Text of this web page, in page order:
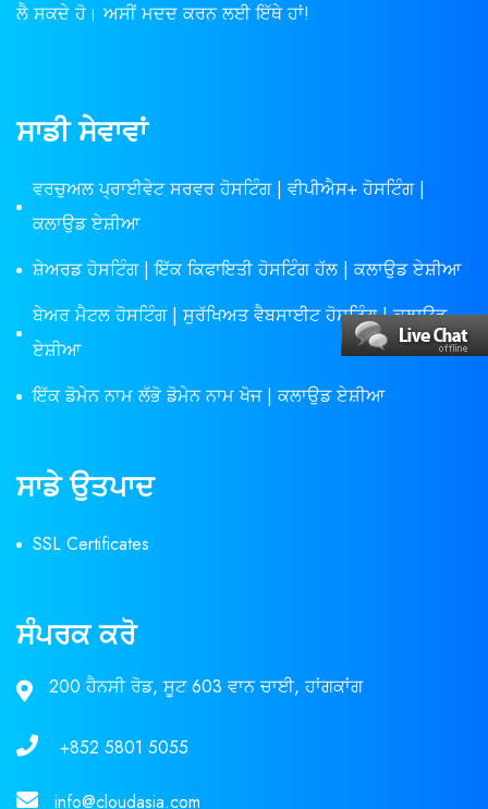
ਲੈ ਸਕਦੇ ਹੋ। ਅਸੀਂ ਮਦਦ ਕਰਨ ਲਈ ਇੱਥੇ ਹਾਂ!
ਸਾਡੀ ਸੇਵਾਵਾਂ
ਵਰਚੁਅਲ ਪ੍ਰਾਈਵੇਟ ਸਰਵਰ ਹੋਸਟਿੰਗ | ਵੀਪੀਐਸ+ ਹੋਸਟਿੰਗ |
ਕਲਾਉਡ ਏਸ਼ੀਆ
ਸ਼ੇਅਰਡ ਹੋਸਟਿੰਗ | ਇੱਕ ਕਿਫਾਇਤੀ ਹੋਸਟਿੰਗ ਹੱਲ | ਕਲਾਉਡ ਏਸ਼ੀਆ
ਬੇਅਰ ਮੈਟਲ ਹੋਸਟਿੰਗ | ਸੁਰੱਖਿਅਤ ਵੈਬਸਾਈਟ ਹੋਸਟਿੰਗ | ਕਲਾਉਡ
ਏਸ਼ੀਆ
ਇੱਕ ਡੋਮੇਨ ਨਾਮ ਲੱਭੋ ਡੋਮੇਨ ਨਾਮ ਖੋਜ | ਕਲਾਉਡ ਏਸ਼ੀਆ
ਸਾਡੇ ਉਤਪਾਦ
SSL Certificates
ਸੰਪਰਕ ਕਰੋ
200 ਹੈਨਸੀ ਰੋਡ, ਸੂਟ 603 ਵਾਨ ਚਾਈ, ਹਾਂਗਕਾਂਗ
+852 5801 5055
info@cloudasia.com